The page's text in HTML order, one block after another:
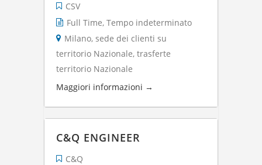
CSV
Full Time Tempo indeterminato
Milano sede dei clienti su
territorio Nazionale trasferte
territorio Nazionale
Maggiori informazioni
C&Q ENGINEER
C&Q